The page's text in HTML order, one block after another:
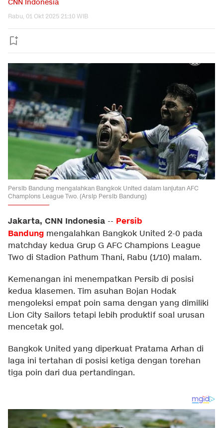
CNN Indonesia
Rabu, 01 Okt 2025 21:10 WIB
Persib Bandung mengalahkan Bangkok United dalam lanjutan AFC
Champions League Two. (Arsip Persib Bandung)
Jakarta, CNN Indonesia -- Persib
Bandung mengalahkan Bangkok United 2-0 pada
matchday kedua Grup G AFC Champions League
Two di Stadion Pathum Thani, Rabu (1/10) malam.
Kemenangan ini menempatkan Persib di posisi
kedua klasemen. Tim asuhan Bojan Hodak
mengoleksi empat poin sama dengan yang dimiliki
Lion City Sailors tetapi lebih produktif soal urusan
mencetak gol.
Bangkok United yang diperkuat Pratama Arhan di
laga ini tertahan di posisi ketiga dengan torehan
tiga poin dari dua pertandingan.